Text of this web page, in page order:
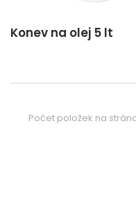
Konev na olej 5 lt
Počet položek na